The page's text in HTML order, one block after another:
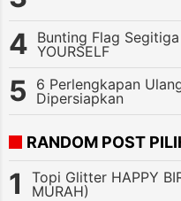
Bunting Flag
YOURSELF
6 Perlengkapan
Dipersiapkan
RANDOM POST
Topi Glitter HAPPY
MURAH)